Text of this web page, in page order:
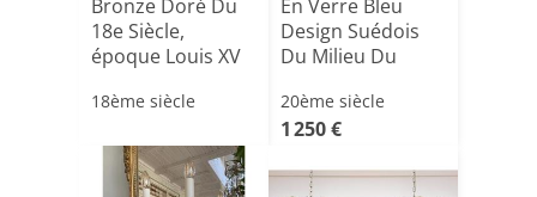
Bronze Doré Du
18e Siècle,
époque Louis XV
18ème siècle
En Verre Bleu
Design Suédois
Du Milieu Du
20ème siècle
1 250 €